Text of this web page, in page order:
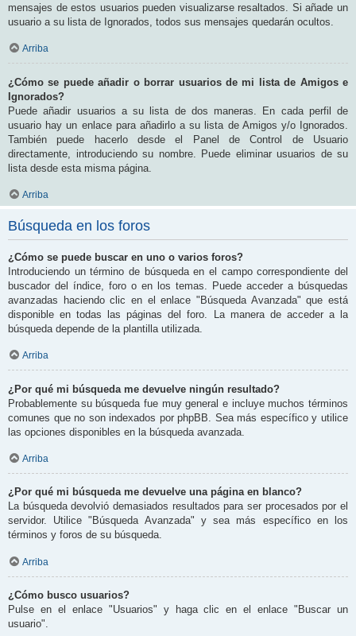
mensajes de estos usuarios pueden visualizarse resaltados. Si añade un
usuario a su lista de Ignorados, todos sus mensajes quedarán ocultos.
Arriba
¿Cómo se puede añadir o borrar usuarios de mi lista de Amigos e
Ignorados?
Puede añadir usuarios a su lista de dos maneras. En cada perfil de
usuario hay un enlace para añadirlo a su lista de Amigos y/o Ignorados.
También puede hacerlo desde el Panel de Control de Usuario
directamente, introduciendo su nombre. Puede eliminar usuarios de su
lista desde esta misma página.
Arriba
Búsqueda en los foros
¿Cómo se puede buscar en uno o varios foros?
Introduciendo un término de búsqueda en el campo correspondiente del
buscador del índice, foro o en los temas. Puede acceder a búsquedas
avanzadas haciendo clic en el enlace "Búsqueda Avanzada" que está
disponible en todas las páginas del foro. La manera de acceder a la
búsqueda depende de la plantilla utilizada.
Arriba
¿Por qué mi búsqueda me devuelve ningún resultado?
Probablemente su búsqueda fue muy general e incluye muchos términos
comunes que no son indexados por phpBB. Sea más específico y utilice
las opciones disponibles en la búsqueda avanzada.
Arriba
¿Por qué mi búsqueda me devuelve una página en blanco?
La búsqueda devolvió demasiados resultados para ser procesados por el
servidor. Utilice "Búsqueda Avanzada" y sea más específico en los
términos y foros de su búsqueda.
Arriba
¿Cómo busco usuarios?
Pulse en el enlace "Usuarios" y haga clic en el enlace "Buscar un
usuario".